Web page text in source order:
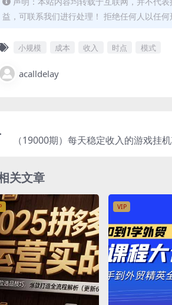
益，可联系我们进行处理！ 拒绝任何人以任
小规模 成本 收入 时点 模式
acalldelay
（19000期）每天稳定收入的游戏挂
关文章
VIP